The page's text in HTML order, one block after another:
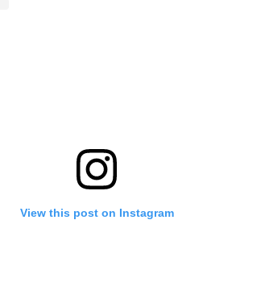
View this post on Instagram